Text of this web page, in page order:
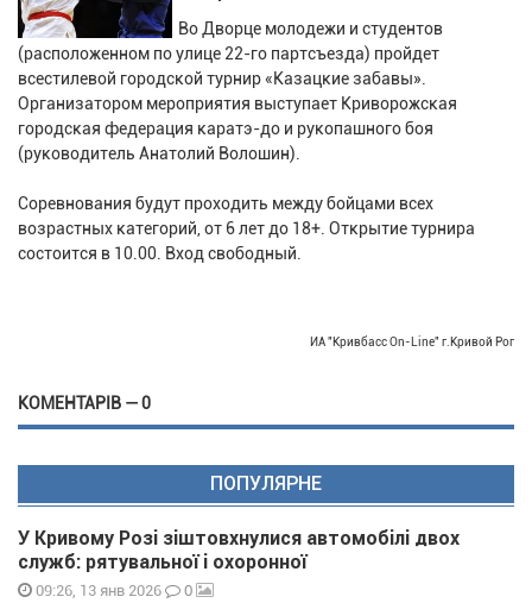
Во Дворце молодежи и студентов
(расположенном по улице 22-го партсъезда) пройдет
всестилевой городской турнир «Казацкие забавы».
Организатором мероприятия выступает Криворожская
городская федерация каратэ-до и рукопашного боя
(руководитель Анатолий Волошин).
Соревнования будут проходить между бойцами всех
возрастных категорий, от 6 лет до 18+. Открытие турнира
состоится в 10.00. Вход свободный.
ИА "Кривбасс On-Line" г.Кривой Рог
КОМЕНТАРІВ — 0
ПОПУЛЯРНЕ
У Кривому Розі зіштовхнулися автомобілі двох
служб: рятувальної і охоронної
09:26, 13 янв 2026 0